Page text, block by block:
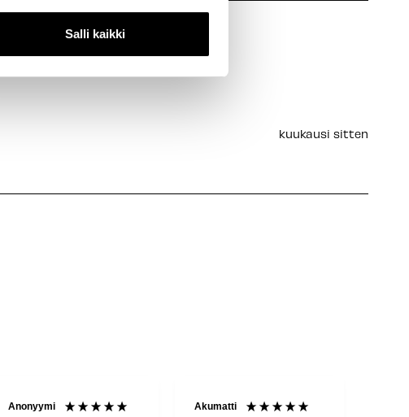
Salli kaikki
kuukausi sitten
Anonyymi Akumatti